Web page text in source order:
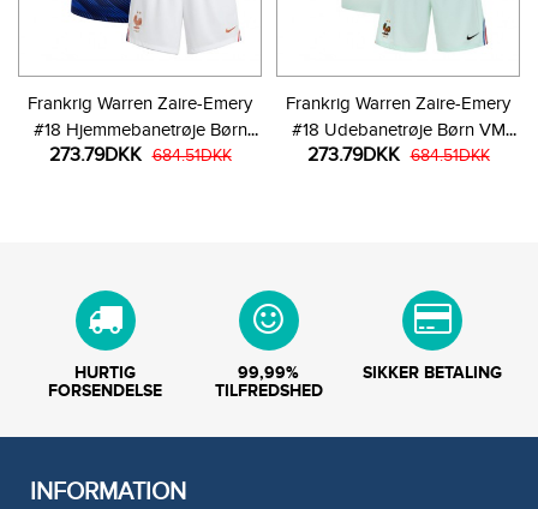
Frankrig Warren Zaire-Emery
#18 Hjemmebanetrøje Børn
VM 2026 Kortærmet (+ Korte
273.79DKK 684.51DKK
Frankrig Warren Zaire-Emery
#18 Udebanetrøje Børn VM
2026 Kortærmet (+ Korte
273.79DKK 684.51DKK
HURTIG
FORSENDELSE
99,99%
TILFREDSHED
SIKKER BETALING
INFORMATION